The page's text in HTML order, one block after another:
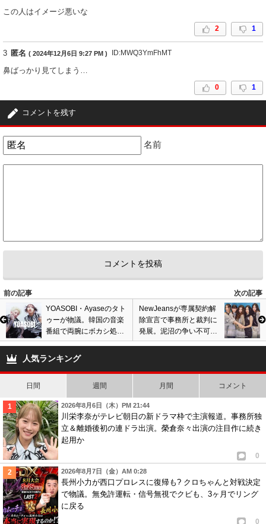
この人はイメージ悪いな
2 1
3 匿名 ( 2024年12月6日 9:27 PM ) ID:MWQ3YmFhMT
鼻ばっかり見てしまう…
0 1
コメントを残す
名前
前の記事
次の記事
YOASOBI・Ayaseのタト
ゥーが物議。韓国の音楽
番組で両腕にボカシ処
理、紅白出場に影響の憶
測も…
NewJeansが専属契約解
除宣言で事務所と裁判に
発展。泥沼の争い不可
避、今後の活動への影響
人気ランキング
日間 週間 月間 コメント
2026年8月6日（木）PM 21:44
川栄李奈がテレビ朝日の新ドラマ枠で主演報道。事務所独
立＆離婚後初の連ドラ出演。榮倉奈々出演の注目作に続き
起用か
0
2026年8月7日（金）AM 0:28
長州小力が西口プロレスに復帰も? クロちゃんと対戦決定
で物議。無免許運転・信号無視でクビも、3ヶ月でリング
に戻る
0